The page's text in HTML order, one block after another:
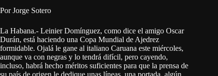
Por Jorge Sotero
La Habana.- Leinier Domínguez, como dice el amigo Oscar
Durán, está haciendo una Copa Mundial de Ajedrez
formidable. Ojalá le gane al italiano Caruana este miércoles,
aunque va con negras y lo tendrá difícil, pero cayendo,
incluso, habrá hecho méritos suficientes para que la prensa de